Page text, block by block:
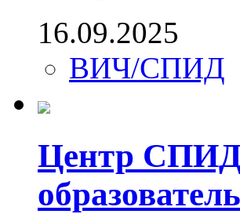
16.09.2025
ВИЧ/СПИД
Центр СПИД